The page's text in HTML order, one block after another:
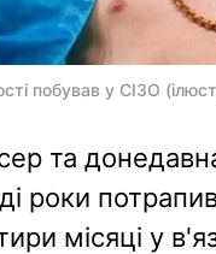
побував у СІЗО
та
роки
місяці у